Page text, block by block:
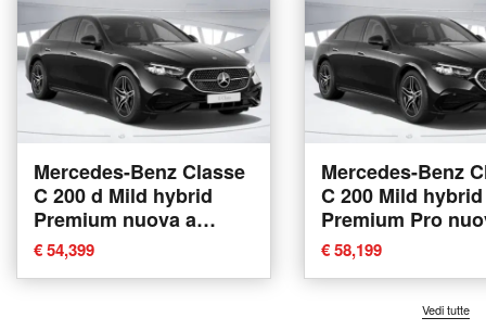
Mercedes-Benz Classe
C 200 d Mild hybrid
Premium nuova a
Verona
€ 54,399
Mercedes-Benz
C 200 Mild hybrid
Premium Pro
Verona
€ 58,199
Vedi tutte